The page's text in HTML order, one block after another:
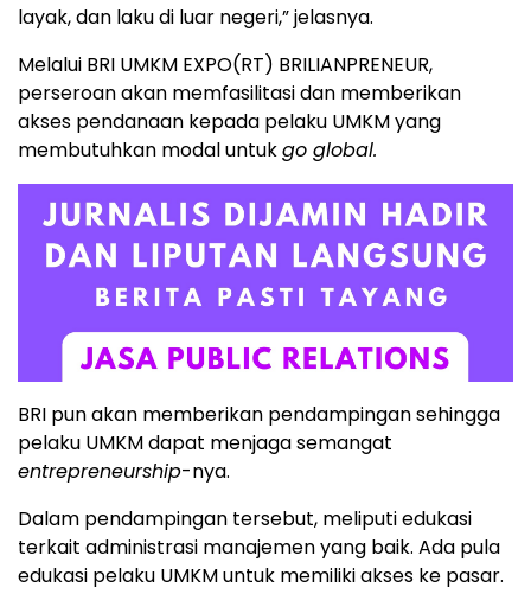
layak, dan laku di luar negeri,” jelasnya.
Melalui BRI UMKM EXPO(RT) BRILIANPRENEUR,
perseroan akan memfasilitasi dan memberikan
akses pendanaan kepada pelaku UMKM yang
membutuhkan modal untukgo global.
BRI pun akan memberikan pendampingan sehingga
pelaku UMKM dapat menjaga semangat
entrepreneurship-nya.
Dalam pendampingan tersebut, meliputi edukasi
terkait administrasi manajemen yang baik. Ada pula
edukasi pelaku UMKM untuk memiliki akses ke pasar.